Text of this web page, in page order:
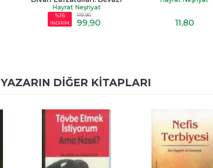
Hayrat Neşriyat
%16
İNDİRİM
119,90
99,90 11,80
YAZARIN DIĞER KITAPLARI